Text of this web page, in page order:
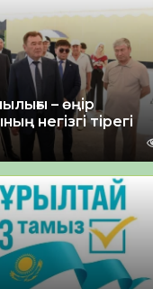
– өңір
негізгі тірегі